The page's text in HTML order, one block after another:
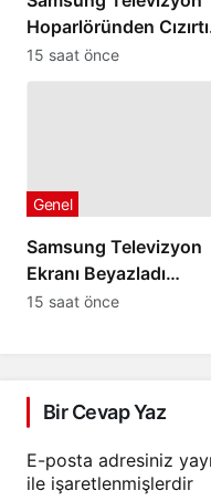
Hoparlöründen Cızırtı
veya Patlama Sesi
Geliyorsa
15 saat önce
Samsung Televizyon
Ekranı Beyazladı
Görüntü Kaybolduysa
Genel
15 saat önce
Bir Cevap Yaz
E-posta adresiniz
ile işaretlenmişlerdir